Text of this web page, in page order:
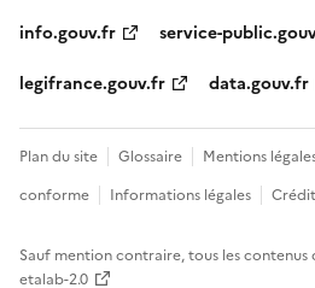
info.gouv.fr
service-
legifrance.gouv.fr
data.gouv.fr
Plan du site Glossaire Mentions
conforme
Informations légales
Sauf mention contraire, tous les contenus
etalab-2.0